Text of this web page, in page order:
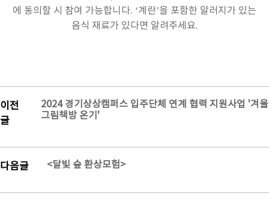
에 동의할 시 참여 가능합니다. ‘계란’을 포함한 알러지가 있는
음식 재료가 있다면 알려주세요.
이전
글
2024 경기상상캠퍼스 입주단체 연계 협력 지원사업 '겨울
그림책방 온기'
다음글 <달빛 숲 환상모험>